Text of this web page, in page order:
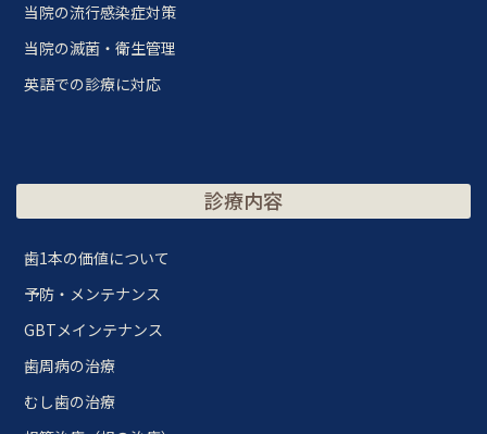
当院の流行感染症対策
当院の滅菌・衛生管理
英語での診療に対応
診療内容
歯1本の価値について
予防・メンテナンス
GBTメインテナンス
歯周病の治療
むし歯の治療